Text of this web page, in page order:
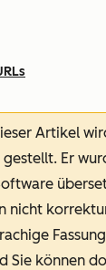
Artikel
gestellt. Er
nicht
Sie können